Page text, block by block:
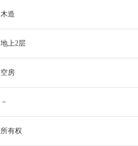
木造
地上2层
空房
－
所有权